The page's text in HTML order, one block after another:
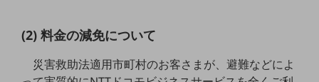
データ利活用
(2) 料金の減免について
災害救助法適用市町村のお客さまが、避難などによ